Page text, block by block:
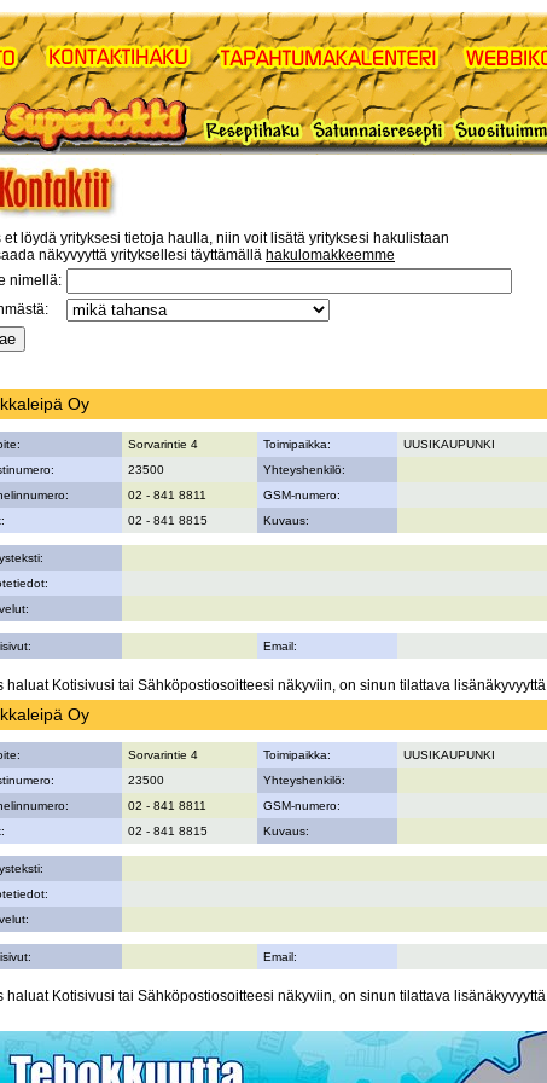
et löydä yrityksesi tietoja haulla, niin voit lisätä yrityksesi hakulistaan
näkyvyyttä yrityksellesi täyttämällä hakulomakkeemme
nimellä:
Oy
Sorvarintie 4 Toimipaikka:
UUSIKAUPUNKI
23500
Yhteyshenkilö:
02 - 841 8811
GSM-numero:
02 - 841 8815 Kuvaus:
Email:
haluat Kotisivusi tai Sähköpostiosoitteesi näkyviin, on sinun tilattava lisänäkyvyyttä
Oy
Sorvarintie 4 Toimipaikka:
UUSIKAUPUNKI
23500
Yhteyshenkilö:
02 - 841 8811
GSM-numero:
02 - 841 8815 Kuvaus:
Email:
haluat Kotisivusi tai Sähköpostiosoitteesi näkyviin, on sinun tilattava lisänäkyvyyttä